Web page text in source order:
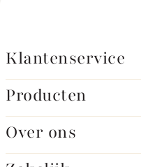
Klantenservice
Producten
Over ons